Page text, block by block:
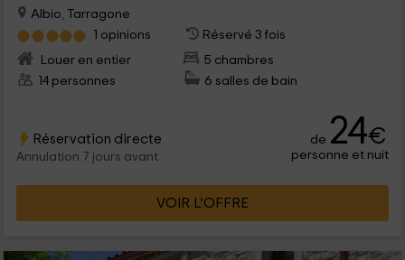
Albio, Tarragone
1 opinions
Réservé 3 fois
Louer en entier
5 chambres
14 personnes
6 salles de bain
Réservation directe
Annulation 7 jours avant
de 24€
personne et nuit
VOIR L’OFFRE